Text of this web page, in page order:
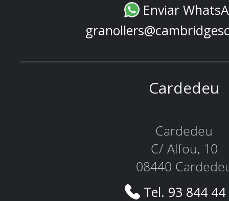
Enviar
Cardedeu
Cardedeu
C/ Alfou, 10
08440
Tel. 93 844